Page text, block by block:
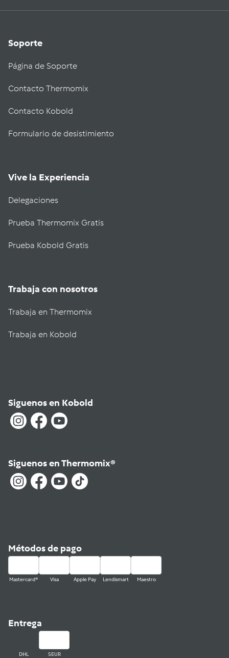
Soporte
Página de Soporte
Contacto Thermomix
Contacto Kobold
Formulario de desistimiento
Vive la Experiencia
Delegaciones
Prueba Thermomix Gratis
Prueba Kobold Gratis
Trabaja con nosotros
Trabaja en Thermomix
Trabaja en Kobold
Siguenos en Kobold
Siguenos en Thermomix®
Métodos de pago
Mastercard® Visa Apple Pay Lendismart Maestro
Entrega
DHL SEUR